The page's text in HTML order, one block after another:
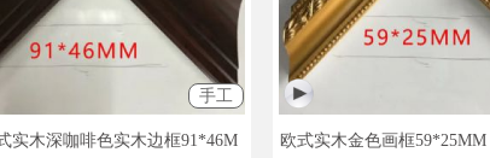
手工
实木深咖啡色实木边框91*46M
欧式实木金色画框59*25MM